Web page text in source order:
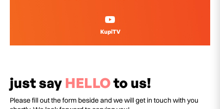
KupiTV
just say HELLOto us!
Please fill out the form beside and we will get in touch with you